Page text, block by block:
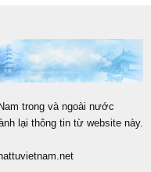
trong và ngoài nước
lại thông tin từ website này.